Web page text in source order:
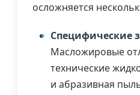
осложняется
Специфические
Масложировые
технические
и абразивная